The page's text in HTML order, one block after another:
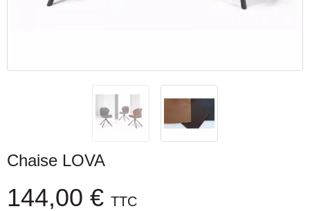
Chaise LOVA
144,00 € TTC